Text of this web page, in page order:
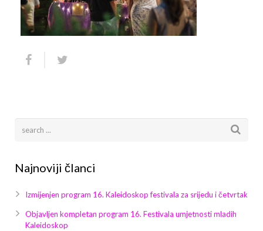
Video 2011
Video 2015
Video 2018
Galerija 2010
Galerija 2014
Galerija 2017
Arhiva
Najnoviji članci
Izmijenjen program 16. Kaleidoskop festivala za srijedu i četvrtak
Objavljen kompletan program 16. Festivala umjetnosti mladih
Kaleidoskop